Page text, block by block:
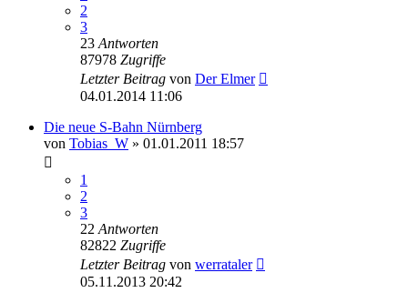
2
3
23 Antworten
87978 Zugriffe
Letzter Beitrag von Der Elmer
04.01.2014 11:06
Die neue S-Bahn Nürnberg
von Tobias_W » 01.01.2011 18:57
1
2
3
22 Antworten
82822 Zugriffe
Letzter Beitrag von werrataler
05.11.2013 20:42